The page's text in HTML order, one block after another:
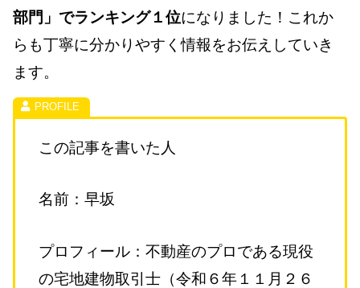
部門」でランキング１位になりました！これか
らも丁寧に分かりやすく情報をお伝えしていき
ます。
この記事を書いた人
名前：早坂
プロフィール：不動産のプロである現役
の宅地建物取引士（令和６年１１月２６